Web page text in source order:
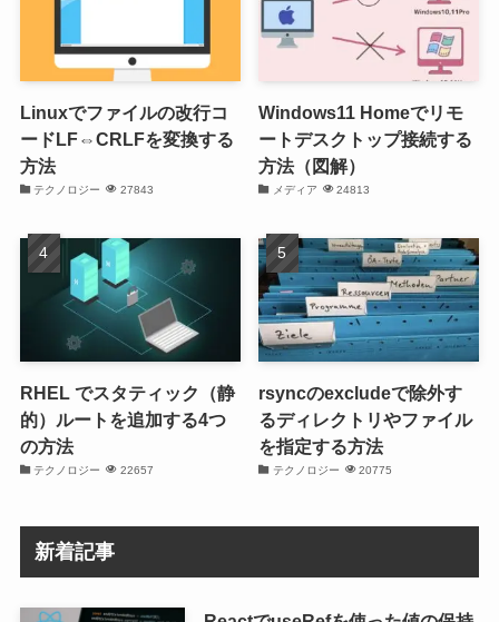
Linuxでファイルの改行コ
ードLF⇔CRLFを変換する
方法
テクノロジー 27843
Windows11 Homeでリモ
ートデスクトップ接続する
方法（図解）
メディア 24813
RHEL でスタティック（静
的）ルートを追加する4つ
の方法
テクノロジー 22657
rsyncのexcludeで除外す
るディレクトリやファイル
を指定する方法
テクノロジー 20775
新着記事